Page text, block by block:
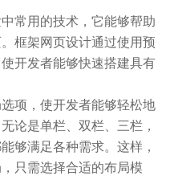
常用的技术，它能够帮助
框架网页设计通过使用预
开发者能够快速搭建具有
项，使开发者能够轻松地
论是单栏、双栏、三栏，
够满足各种需求。这样，
只需选择合适的布局模